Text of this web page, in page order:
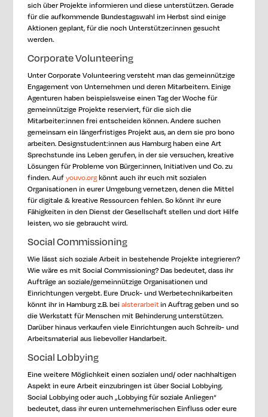
sich über Projekte informieren und diese unterstützen. Gerade
für die aufkommende Bundestagswahl im Herbst sind einige
Aktionen geplant, für die noch Unterstützer:innen gesucht
werden.
Corporate Volunteering
Unter Corporate Volunteering versteht man das gemeinnützige
Engagement von Unternehmen und deren Mitarbeitern. Einige
Agenturen haben beispielsweise einen Tag der Woche für
gemeinnützige Projekte reserviert, für die sich die
Mitarbeiter:innen frei entscheiden können. Andere suchen
gemeinsam ein längerfristiges Projekt aus, an dem sie pro bono
arbeiten. Designstudent:innen aus Hamburg haben eine Art
Sprechstunde ins Leben gerufen, in der sie versuchen, kreative
Lösungen für Probleme von Bürger:innen, Initiativen und Co. zu
finden. Aufyouvo.org könnt auch ihr euch mit sozialen
Organisationen in eurer Umgebung vernetzen, denen die Mittel
für digitale & kreative Ressourcen fehlen. So könnt ihr eure
Fähigkeiten in den Dienst der Gesellschaft stellen und dort Hilfe
leisten, wo sie gebraucht wird.
Social Commissioning
Wie lässt sich soziale Arbeit in bestehende Projekte integrieren?
Wie wäre es mit Social Commissioning? Das bedeutet, dass ihr
Aufträge an soziale/gemeinnützige Organisationen und
Einrichtungen vergebt. Eure Druck- und Werbetechnikarbeiten
könnt ihr in Hamburg z.B. beialsterarbeitin Auftrag geben und so
die Werkstatt für Menschen mit Behinderung unterstützen.
Darüber hinaus verkaufen viele Einrichtungen auch Schreib- und
Arbeitsmaterial aus liebevoller Handarbeit.
Social Lobbying
Eine weitere Möglichkeit einen sozialen und/ oder nachhaltigen
Aspekt in eure Arbeit einzubringen ist über Social Lobbying.
Social Lobbying oder auch „Lobbying für soziale Anliegen“
bedeutet, dass ihr euren unternehmerischen Einfluss oder eure